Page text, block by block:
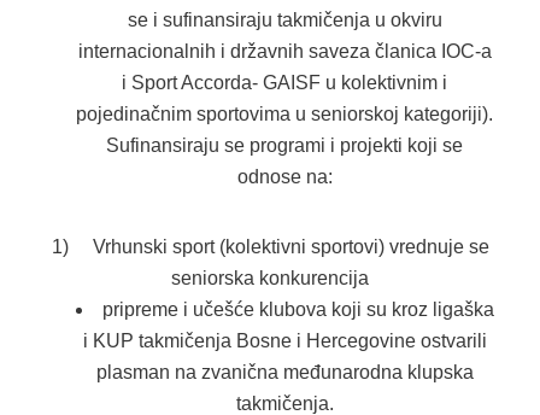
se i sufinansiraju takmičenja u okviru
internacionalnih i državnih saveza članica IOC-a
i Sport Accorda- GAISF u kolektivnim i
pojedinačnim sportovima u seniorskoj kategoriji).
Sufinansiraju se programi i projekti koji se
odnose na:
1) Vrhunski sport (kolektivni sportovi) vrednuje se
seniorska konkurencija
pripreme i učešće klubova koji su kroz ligaška
i KUP takmičenja Bosne i Hercegovine ostvarili
plasman na zvanična međunarodna klupska
takmičenja.